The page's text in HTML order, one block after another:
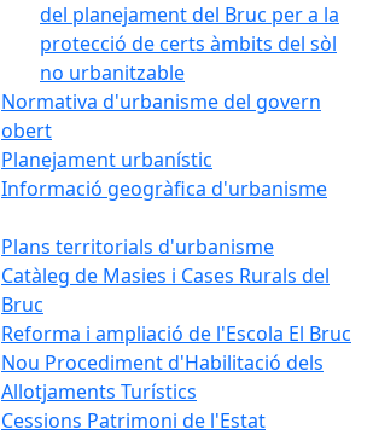
del planejament del Bruc per a la
protecció de certs àmbits del sòl
no urbanitzable
Normativa d'urbanisme del govern
obert
Planejament urbanístic
Informació geogràfica d'urbanisme
Plans territorials d'urbanisme
Catàleg de Masies i Cases Rurals del
Bruc
Reforma i ampliació de l'Escola El Bruc
Nou Procediment d'Habilitació dels
Allotjaments Turístics
Cessions Patrimoni de l'Estat